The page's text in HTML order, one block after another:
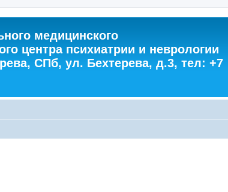
медицинского
центра психиатрии и неврологии
СПб, ул. Бехтерева, д.3, тел: +7